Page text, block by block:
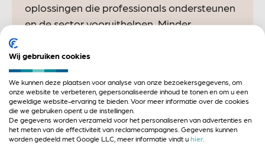
oplossingen die professionals ondersteunen
en de sector vooruithelpen. Minder
Expert op het gebied van
Er geen thema's gevonden bij deze medewerker
Wij gebruiken cookies
We kunnen deze plaatsen voor analyse van onze bezoekersgegevens, om
onze website te verbeteren, gepersonaliseerde inhoud te tonen en om u een
geweldige website-ervaring te bieden. Voor meer informatie over de cookies
die we gebruiken opent u de instellingen.
De gegevens worden verzameld voor het personaliseren van advertenties en
het meten van de effectiviteit van reclamecampagnes. Gegevens kunnen
worden gedeeld met Google LLC, meer informatie vindt u hier.